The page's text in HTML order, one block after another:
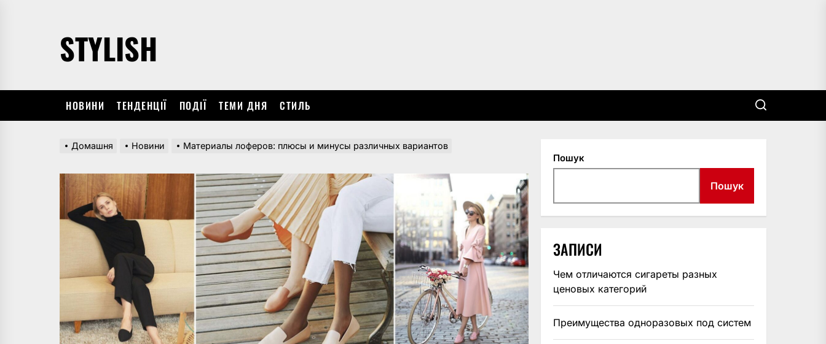
STYLISH
НОВИНИ ТЕНДЕНЦІЇ ПОДІЇ ТЕМИ ДНЯ СТИЛЬ
Домашня Новини Материалы лоферов: плюсы и минусы различных вариантов
Пошук
Пошук
ЗАПИСИ
Чем отличаются сигареты разных
ценовых категорий
Преимущества одноразовых под систем